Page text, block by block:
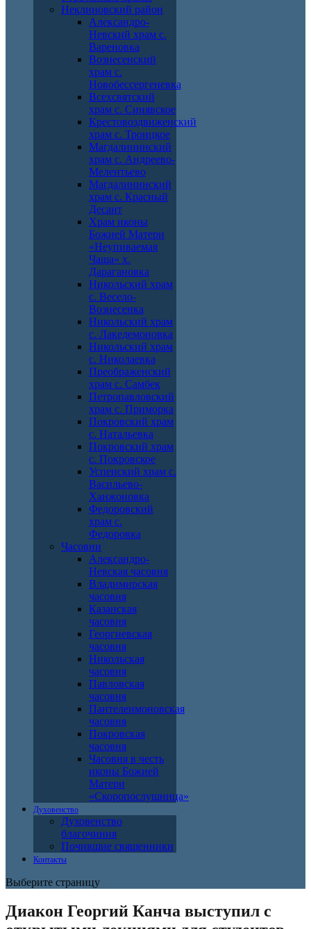
Неклиновский район
Александро-
Невский храм с.
Вареновка
Вознесенский
храм с.
Новобессергеневка
Всехсвятский
храм с. Синявское
Крестовоздвиженский
храм с. Троицкое
Магдалининский
храм с. Андреево-
Мелентьево
Магдалининский
храм с. Красный
Десант
Храм иконы
Божией Матери
«Неупиваемая
Чаша» х.
Дарагановка
Никольский храм
с. Весело-
Вознесенка
Никольский храм
с. Лакедемоновка
Никольский храм
с. Николаевка
Преображенский
храм с. Самбек
Петропавловский
храм с. Приморка
Покровский храм
с. Натальевка
Покровский храм
с. Покровское
Успенский храм с.
Васильево-
Ханжоновка
Федоровский
храм с.
Федоровка
Часовни
Александро-
Невская часовня
Владимирская
часовня
Казанская
часовня
Георгиевская
часовня
Никольская
часовня
Павловская
часовня
Пантелеимоновская
часовня
Покровская
часовня
Часовня в честь
иконы Божией
Матери
«Скоропослушница»
Духовенство
Духовенство
благочиния
Почившие священники
Контакты
Выберите страницу
Диакон Георгий Канча выступил с